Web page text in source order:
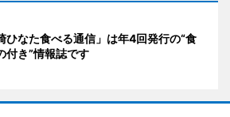
ひなた食べる通信」は年4回発行の“食
付き”情報誌です